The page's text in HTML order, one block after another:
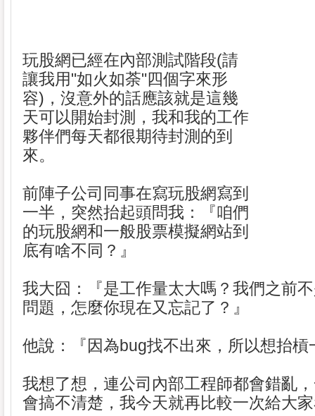
玩股網已經在內部測試階段(請
讓我用"如火如荼"四個字來形
容)，沒意外的話應該就是這幾
天可以開始封測，我和我的工作
夥伴們每天都很期待封測的到
來。
前陣子公司同事在寫玩股網寫到
一半，突然抬起頭問我：『咱們
的玩股網和一般股票模擬網站到
底有啥不同？』
我大囧：『是工作量太大嗎？我們之前
問題，怎麼你現在又忘記了？』
他說：『因為bug找不出來，所以想抬槓
我想了想，連公司內部工程師都會錯亂
會搞不清楚，我今天就再比較一次給大